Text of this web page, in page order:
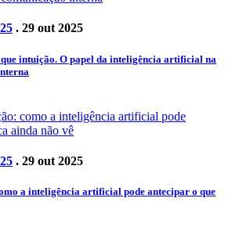
. 29 out 2025
que intuição. O papel da inteligência artificial na
. 29 out 2025
a inteligência artificial pode antecipar o que